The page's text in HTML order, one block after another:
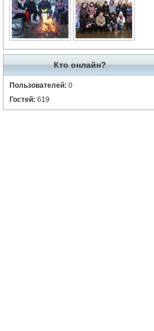
Кто онлайн?
Пользователей: 0
Гостей: 619